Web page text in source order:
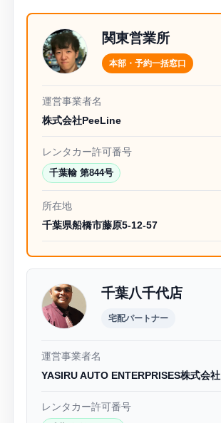
関東営業所
本部・予約一括窓口
運営事業者名
株式会社PeeLine
レンタカー許可番号
千葉輸 第844号
所在地
千葉県船橋市藤原5-12-57
千葉八千代店
宅配パートナー
運営事業者名
YASIRU AUTO ENTERPRISES株式会社
レンタカー許可番号